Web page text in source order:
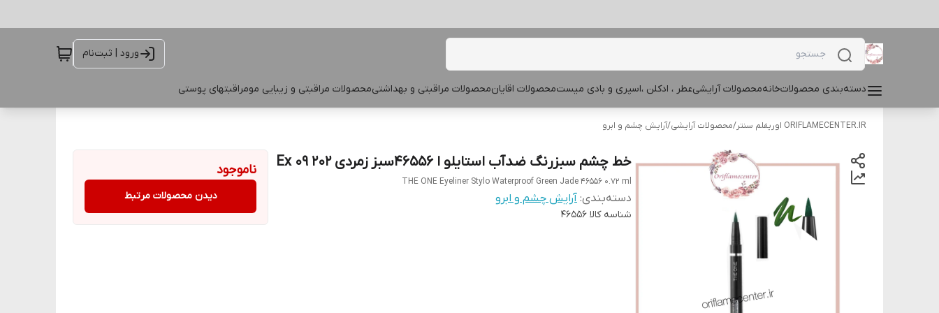
ورود | ثبت‌نام
دسته‌بندی محصولاتخانهمحصولات آرایشیعطر ، ادکلن ،اسپری و بادی میستمحصولات اقایانمحصولات مراقبتی و بهداشتیمحصولات مراقبتی و زیبایی مومراقبتهای پوستی
ORIFLAMECENTER.IR اوریفلم سنتر /محصولات آرایشی/آرایش چشم و ابرو
خط چشم سبزرنگ ضدآب استایلو ا 46556سبز زمردی Ex 09 202
THE ONE Eyeliner Stylo Waterproof Green Jade 46556 0.72 ml
دسته‌بندی: آرایش چشم و ابرو
شناسه کالا 46556
ناموجود
دیدن محصولات مرتبط